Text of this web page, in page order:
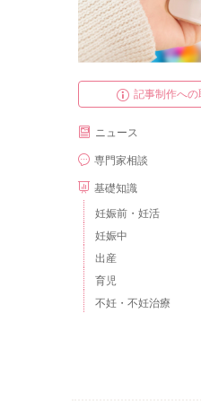
記事制作への
ニュース
専門家相談
基礎知識
妊娠前・妊活
妊娠中
出産
育児
不妊・不妊治療